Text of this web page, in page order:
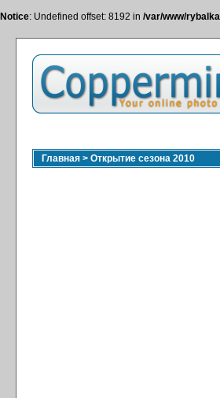
Notice: Undefined offset: 8192 in /var/www/
Главная > Открытие сезона 2010